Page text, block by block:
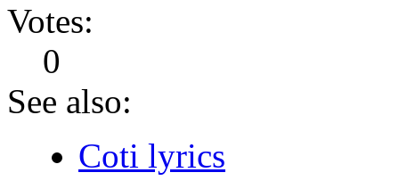
Votes:
0
See also:
Coti lyrics